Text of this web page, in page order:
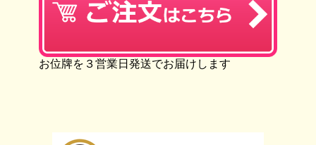
お位牌を３営業日発送でお届けします